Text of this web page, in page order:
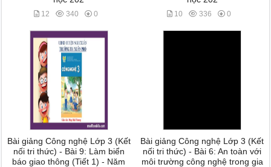
12 340 0 10 336 0
Bài giảng Công nghệ Lớp 3 (Kết
nối tri thức) - Bài 9: Làm biển
báo giao thông (Tiết 1) - Năm
Bài giảng Công nghệ Lớp 3 (Kết
nối tri thức) - Bài 6: An toàn với
môi trường công nghệ trong gia